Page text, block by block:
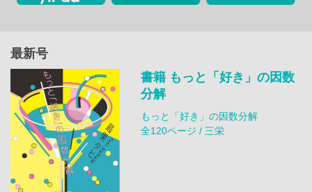
最新号
書籍 もっと「好き」の因数
分解
もっと「好き」の因数分解
全120ページ / 三栄